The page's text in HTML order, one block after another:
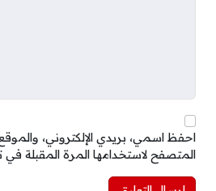
احفظ اسمي، بريدي الإلكتروني،
المتصفح لاستخدامها المرة المقبلة في